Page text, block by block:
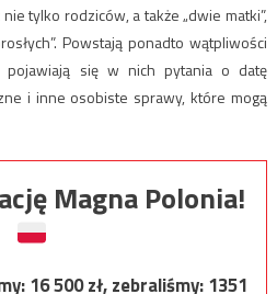
tylko rodziców, a także „dwie matki”,
Powstają ponadto wątpliwości
pojawiają się w nich pytania o datę
i inne osobiste sprawy, które mogą
Magna Polonia!
16 500zł, zebraliśmy:1351